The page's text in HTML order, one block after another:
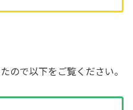
ので以下をご覧ください。